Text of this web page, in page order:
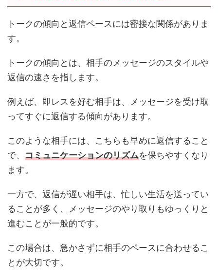
トークの傾向と返信ペースには密接な関係がありま
す。
トークの傾向とは、相手のメッセージのスタイルや
返信の速さを指します。
例えば、即レスを好む相手は、メッセージを受け取
ってすぐに返信する傾向があります。
このような相手には、こちらも早めに返信すること
で、
コミュニケーションのリズム を保ちやすくなり
ます。
一方で、返信が遅い相手は、忙しい生活を送ってい
ることが多く、メッセージのやり取りもゆっくりと
進むことが一般的です。
この場合は、急かさずに相手のペースに合わせるこ
とが大切です。